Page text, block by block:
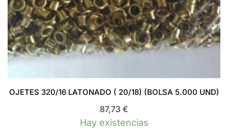
OJETES 320/16 LATONADO ( 20/18) (BOLSA 5.000 UND)
87,73 €
Hay existencias